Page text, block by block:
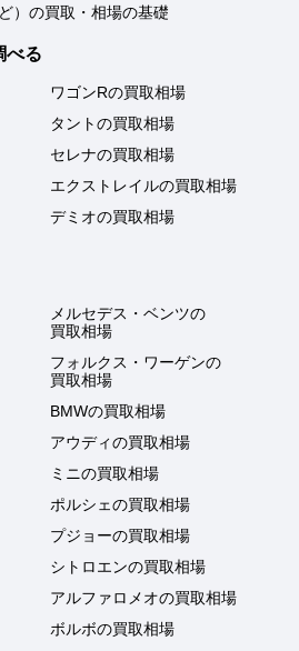
）の買取・相場の基礎
べる
ワゴンRの買取相場
タントの買取相場
セレナの買取相場
エクストレイルの買取相場
デミオの買取相場
メルセデス・ベンツの
買取相場
フォルクス・ワーゲンの
買取相場
BMWの買取相場
アウディの買取相場
ミニの買取相場
ポルシェの買取相場
プジョーの買取相場
シトロエンの買取相場
アルファロメオの買取相場
ボルボの買取相場